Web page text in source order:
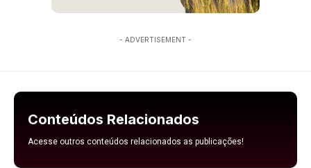
- ADVERTISEMENT -
Conteúdos Relacionados
Acesse outros conteúdos relacionados as publicações!